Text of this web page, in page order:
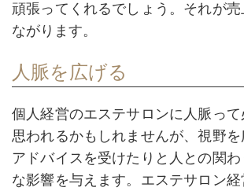
頑張ってくれるでしょう。それが
ながります。
人脈を広げる
個人経営のエステサロンに人脈っ
思われるかもしれませんが、視野
アドバイスを受けたりと人との関わ
な影響を与えます。エステサロン経